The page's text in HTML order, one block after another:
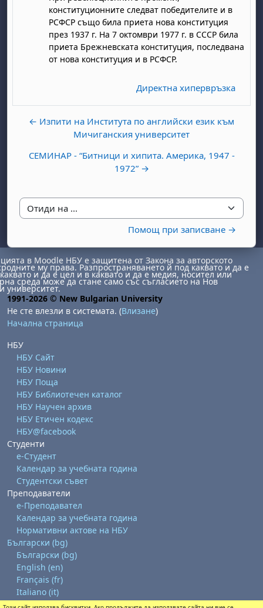
конституционните следват победителите и в
РСФСР също била приета нова конституция
през 1937 г. На 7 октомври 1977 г. в СССР била
приета Брежневската конституция, последвана
от нова конституция и в РСФСР.
Директна хипервръзка
← Изпити на Института по английски език към
Мичиганския университет
СЕМИНАР - “Битници и хипита. Америка, 1947 -
1972” →
Отиди на ...
Помощ при записване →
в Moodle НБУ е защитена от Закона за авторското
му права. Разпространяването й под каквато и да е
и да е цел и в каквато и да е медия, носител или
среда може да стане само със съгласието на Нов
университет.
1991-2026 © New Bulgarian University
Не сте влезли в системата. (Влизане)
Начална страница
НБУ
НБУ Сайт
НБУ Новини
НБУ Поща
НБУ Библиотечен каталог
НБУ Научен архив
НБУ Етичен кодекс
НБУ@facebook
Студенти
е-Студент
Календар за учебната година
Студентски съвет
Преподаватели
е-Преподавател
Календар за учебната година
Нормативни актове на НБУ
Български ‎(bg)‎
Български ‎(bg)‎
English ‎(en)‎
Français ‎(fr)‎
Italiano ‎(it)‎